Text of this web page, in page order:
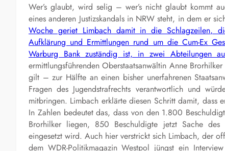
Wer’s glaubt, wird selig – wer’s nicht glaubt kommt
eines anderen Justizskandals in NRW steht, in dem er
Woche geriet Limbach damit in die Schlagzeilen,
Aufklärung und Ermittlungen rund um die Cum-Ex
Warburg Bank zuständig ist, in zwei Abteilungen
ermittlungsführenden Oberstaatsanwältin Anne
gilt – zur Hälfte an einen bisher unerfahrenen
Fragen des Jugendstrafrechts verantwortlich und
mitbringen. Limbach erklärte diesen Schritt damit, dass
In Zahlen bedeutet das, dass von den 1.800
Brorhilker liegen, 850 Beschuldigte jetzt Sache des
eingesetzt wird. Auch hier verstrickt sich Limbach, der
dem WDR-Politikmagazin Westpol jüngst ein